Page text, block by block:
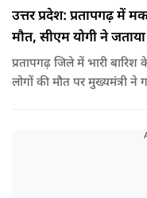
उत्तर प्रदेश: प्रतापगढ़ में
मौत, सीएम योगी ने
प्रतापगढ़ जिले में भारी बारिश के चलते 100 साल पुराना घर ढहने से छह
लोगों की मौत पर मुख्यमंत्री ने गहरा दुख जताया और पीड़ित परिवार के